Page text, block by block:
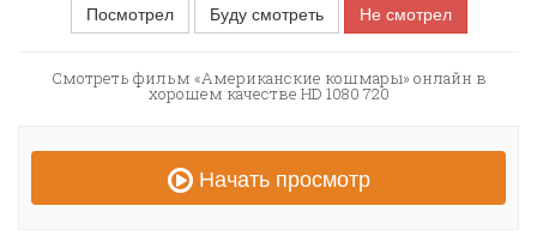
Посмотрел
Буду смотреть Не смотрел
Смотреть фильм «Американские кошмары» онлайн в
хорошем качестве HD 1080 720
Начать просмотр